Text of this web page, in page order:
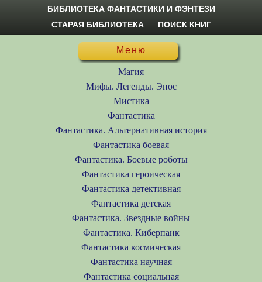
БИБЛИОТЕКА ФАНТАСТИКИ И ФЭНТЕЗИ
СТАРАЯ БИБЛИОТЕКА
ПОИСК КНИГ
Меню
Магия
Мифы. Легенды. Эпос
Мистика
Фантастика
Фантастика. Альтернативная история
Фантастика боевая
Фантастика. Боевые роботы
Фантастика героическая
Фантастика детективная
Фантастика детская
Фантастика. Звездные войны
Фантастика. Киберпанк
Фантастика космическая
Фантастика научная
Фантастика социальная